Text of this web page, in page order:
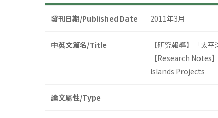
發刊日期/Published Date 2011年3月
中英文篇名/Title
【研究報導】「太
【Research
Islands Projects
論文屬性/Type